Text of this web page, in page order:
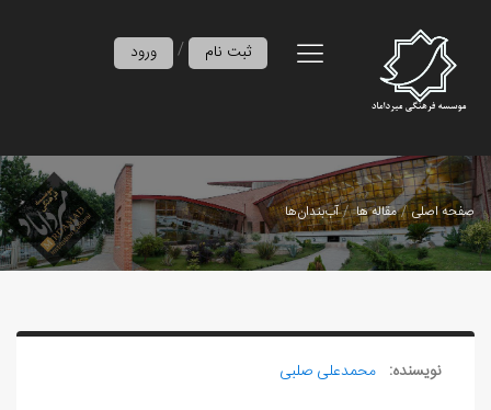
ورود / ثبت نام
صفحه اصلی مقاله ها آب‌بندان‌ها
نویسنده: محمدعلی صلبی